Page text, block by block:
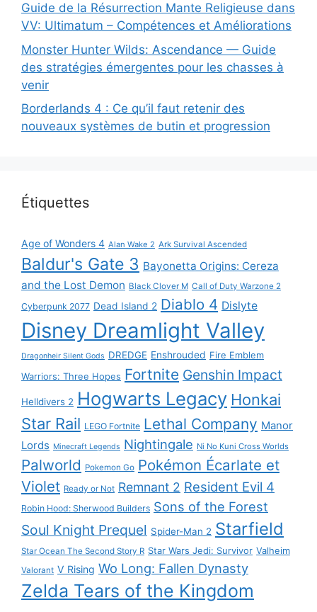
Guide de la Résurrection Mante Religieuse dans
VV: Ultimatum – Compétences et Améliorations
Monster Hunter Wilds: Ascendance — Guide
des stratégies émergentes pour les chasses à
venir
Borderlands 4 : Ce qu’il faut retenir des
nouveaux systèmes de butin et progression
Étiquettes
Age of Wonders 4 Alan Wake 2 Ark Survival Ascended
Baldur's Gate 3 Bayonetta Origins: Cereza
and the Lost Demon Black Clover M Call of Duty Warzone 2
Cyberpunk 2077 Dead Island 2 Diablo 4 Dislyte
Disney Dreamlight Valley
Dragonheir Silent Gods DREDGE Enshrouded Fire Emblem
Warriors: Three Hopes Fortnite Genshin Impact
Helldivers 2 Hogwarts Legacy Honkai
Star Rail LEGO Fortnite Lethal Company Manor
Lords Minecraft Legends Nightingale Ni No Kuni Cross Worlds
Palworld Pokemon Go Pokémon Écarlate et
Violet Ready or Not Remnant 2 Resident Evil 4
Robin Hood: Sherwood Builders Sons of the Forest
Soul Knight Prequel Spider-Man 2 Starfield
Star Ocean The Second Story R Star Wars Jedi: Survivor Valheim
Valorant V Rising Wo Long: Fallen Dynasty
Zelda Tears of the Kingdom